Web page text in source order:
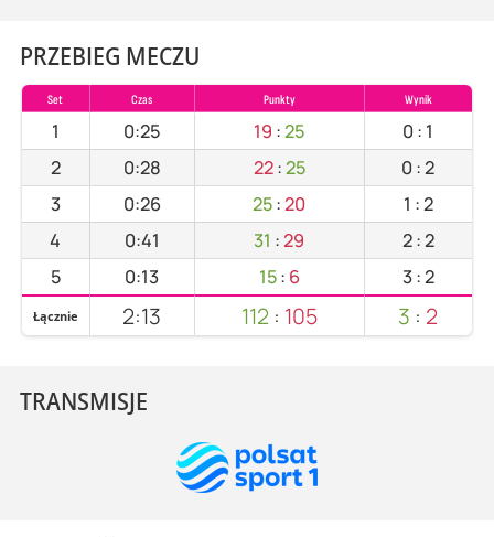
PRZEBIEG MECZU
Set Czas Punkty Wynik
1 0:25 19 :25 0 : 1
2
0:28 22:25 0 :2
3
0:26 25:20 1 :2
4
0:41 31 :29 2:2
5
0:13 15: 6 3:2
Łącznie 2:13 112 : 105 3 : 2
TRANSMISJE